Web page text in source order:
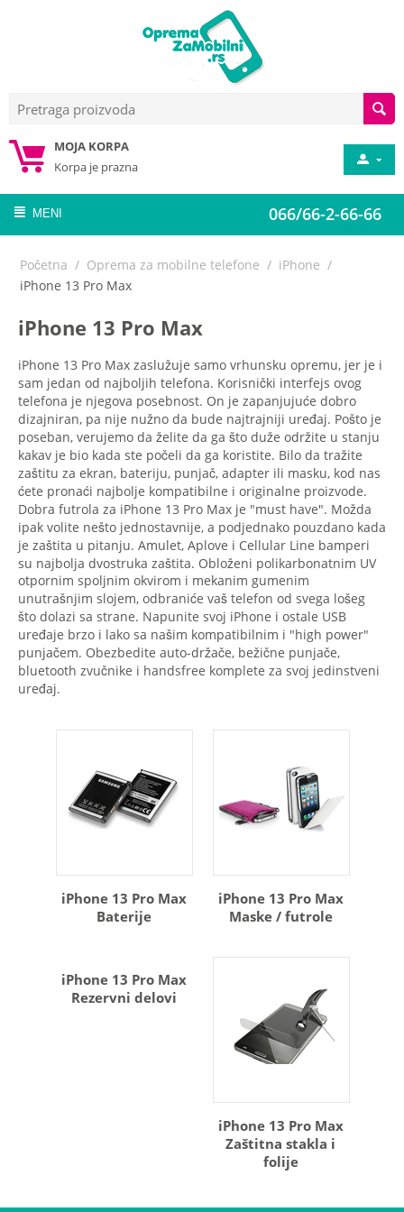
MOJA KORPA
Korpa je prazna
066/66-2-66-66
MENI
Početna / Oprema za mobilne telefone / iPhone /
iPhone 13 Pro Max
iPhone 13 Pro Max
iPhone 13 Pro Max zaslužuje samo vrhunsku opremu, jer je i
sam jedan od najboljih telefona. Korisnički interfejs ovog
telefona je njegova posebnost. On je zapanjujuće dobro
dizajniran, pa nije nužno da bude najtrajniji uređaj. Pošto je
poseban, verujemo da želite da ga što duže održite u stanju
kakav je bio kada ste počeli da ga koristite. Bilo da tražite
zaštitu za ekran, bateriju, punjač, adapter ili masku, kod nas
ćete pronaći najbolje kompatibilne i originalne proizvode.
Dobra futrola za iPhone 13 Pro Max je "must have". Možda
ipak volite nešto jednostavnije, a podjednako pouzdano kada
je zaštita u pitanju. Amulet, Aplove i Cellular Line bamperi
su najbolja dvostruka zaštita. Obloženi polikarbonatnim UV
otpornim spoljnim okvirom i mekanim gumenim
unutrašnjim slojem, odbraniće vaš telefon od svega lošeg
što dolazi sa strane. Napunite svoj iPhone i ostale USB
uređaje brzo i lako sa našim kompatibilnim i "high power"
punjačem. Obezbedite auto-držače, bežične punjače,
bluetooth zvučnike i handsfree komplete za svoj jedinstveni
uređaj.
iPhone 13 Pro Max
Baterije
iPhone 13 Pro Max
Maske / futrole
iPhone 13 Pro Max
Rezervni delovi
iPhone 13 Pro Max
Zaštitna stakla i
folije